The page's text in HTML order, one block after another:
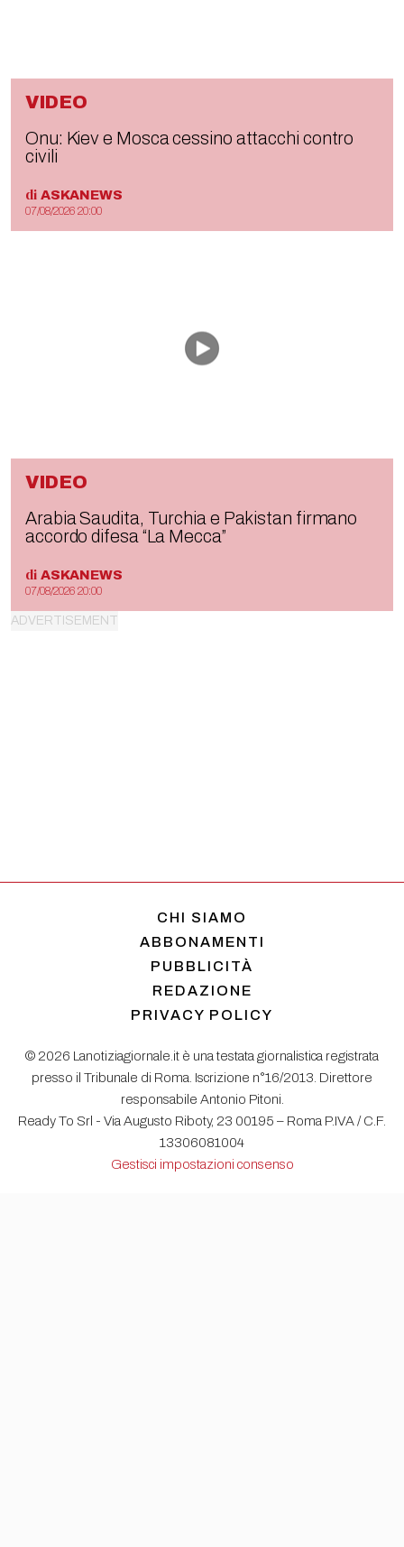
VIDEO
Onu: Kiev e Mosca cessino attacchi contro
civili
di ASKANEWS
07/08/2026 20:00
VIDEO
Arabia Saudita, Turchia e Pakistan firmano
accordo difesa “La Mecca”
di ASKANEWS
07/08/2026 20:00
CHI SIAMO
ABBONAMENTI
PUBBLICITÀ
REDAZIONE
PRIVACY POLICY
© 2026 Lanotiziagiornale.it è una testata giornalistica registrata
presso il Tribunale di Roma. Iscrizione n°16/2013. Direttore
responsabile Antonio Pitoni.
Ready To Srl - Via Augusto Riboty, 23 00195 – Roma P.IVA / C.F.
13306081004
Gestisci impostazioni consenso